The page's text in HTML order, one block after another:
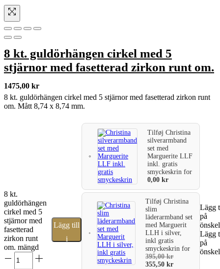
8 kt. guldörhängen cirkel med 5
stjärnor med fasetterad zirkon runt om.
1475,00 kr
8 kt. guldörhängen cirkel med 5 stjärnor med fasetterad zirkon runt
om. Mått 8,74 x 8,74 mm.
8 kt.
guldörhängen
cirkel med 5
stjärnor med
fasetterad
zirkon runt
om. mängd
Lägg till
i
TilføjChristina
silverarmband
set med
Marguerite LLF
inkl. gratis
smyckeskrinfor
0,00kr
TilføjChristina
slim
läderarmband set
med Marguerit
LLH i silver,
inkl gratis
smyckeskrinfor
395,00kr
355,50kr
Lägg
på
Lägg
på